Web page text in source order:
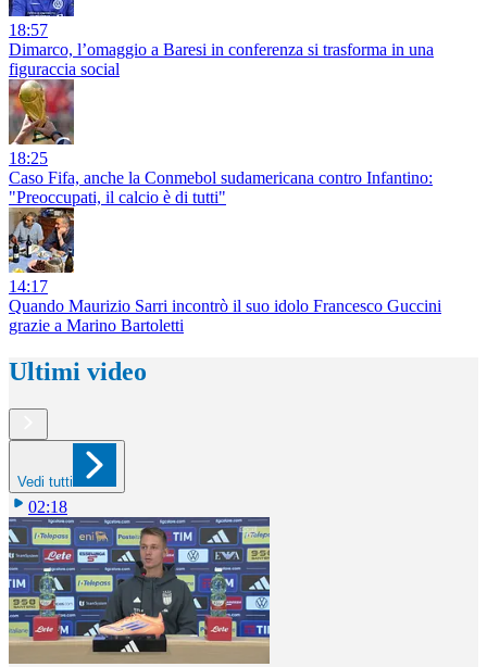
18:57
Dimarco, l’omaggio a Baresi in conferenza si trasforma in una
figuraccia social
18:25
Caso Fifa, anche la Conmebol sudamericana contro Infantino:
"Preoccupati, il calcio è di tutti"
14:17
Quando Maurizio Sarri incontrò il suo idolo Francesco Guccini
grazie a Marino Bartoletti
Ultimi video
Vedi tutti
02:18